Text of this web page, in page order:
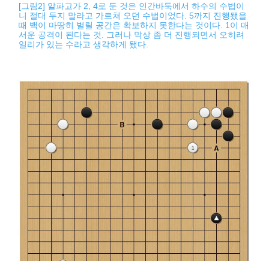
[그림2] 알파고가 2, 4로 둔 것은 인간바둑에서 하수의 수법이
니 절대 두지 말라고 가르쳐 오던 수법이었다. 5까지 진행됐을
때 백이 마땅히 벌릴 공간은 확보하지 못한다는 것이다. 1이 매
서운 공격이 된다는 것. 그러나 막상 좀 더 진행되면서 오히려
일리가 있는 수라고 생각하게 됐다.